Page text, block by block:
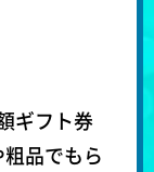
ギフト券
品でもら